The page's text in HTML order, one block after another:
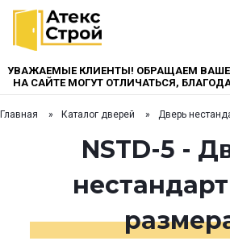
УВАЖАЕМЫЕ КЛИЕНТЫ! ОБРАЩАЕМ
НА САЙТЕ МОГУТ ОТЛИЧАТЬСЯ,
Главная Каталог дверей Дверь
NSTD-5 -